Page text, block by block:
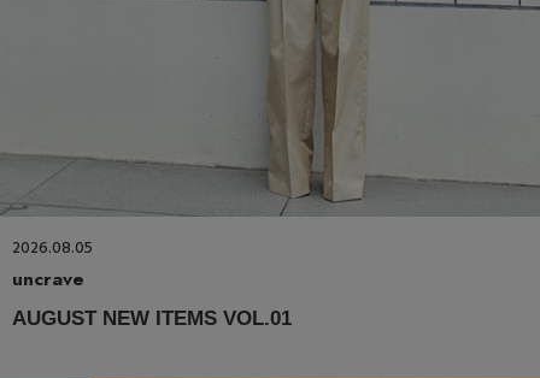
2026.08.05
uncrave
AUGUST NEW ITEMS VOL.01